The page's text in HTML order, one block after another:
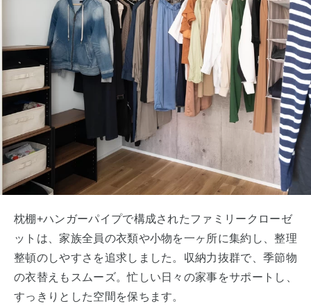
枕棚+ハンガーパイプで構成されたファミリークローゼ
ットは、家族全員の衣類や小物を一ヶ所に集約し、整理
整頓のしやすさを追求しました。収納力抜群で、季節物
の衣替えもスムーズ。忙しい日々の家事をサポートし、
すっきりとした空間を保ちます。